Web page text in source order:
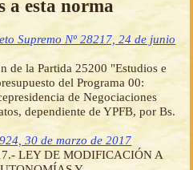
a esta norma
Supremo Nº 28217, 24 de junio
de la Partida 25200 "Estudios e
del Programa 00:
de Negociaciones
dependiente de YPFB, por Bs.
30 de marzo de 2017
LEY DE MODIFICACIÓN A